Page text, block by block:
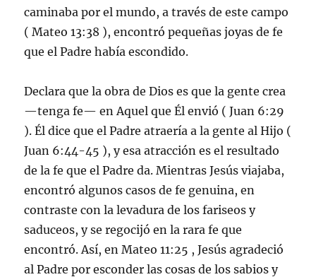
caminaba por el mundo, a través de este campo
( Mateo 13:38 ), encontró pequeñas joyas de fe
que el Padre había escondido.
Declara que la obra de Dios es que la gente crea
—tenga fe— en Aquel que Él envió ( Juan 6:29
). Él dice que el Padre atraería a la gente al Hijo (
Juan 6:44-45 ), y esa atracción es el resultado
de la fe que el Padre da. Mientras Jesús viajaba,
encontró algunos casos de fe genuina, en
contraste con la levadura de los fariseos y
saduceos, y se regocijó en la rara fe que
encontró. Así, en Mateo 11:25 , Jesús agradeció
al Padre por esconder las cosas de los sabios y